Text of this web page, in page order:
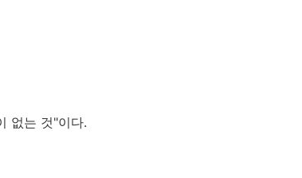
없는 것"이다.